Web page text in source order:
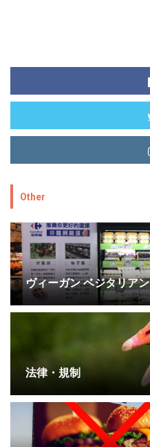
Other
ヴィーガン ベジタリアン
法律・規制